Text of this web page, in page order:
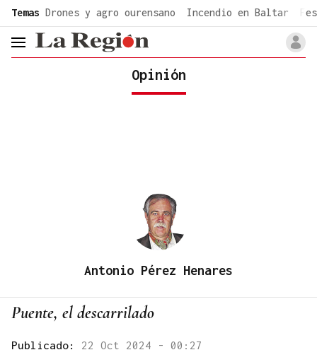
Temas Drones y agro ourensano Incendio en Baltar
header.menu.open
Opinión
Antonio Pérez Henares
Puente, el descarrilado
Publicado: 22 Oct 2024 - 00:27